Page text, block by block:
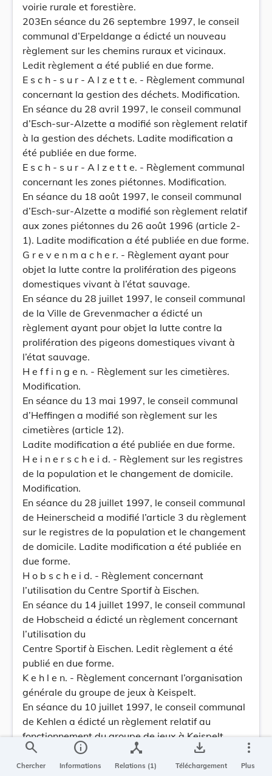
voirie rurale et forestière.
203En séance du 26 septembre 1997, le conseil
communal d’Erpeldange a édicté un nouveau
règlement sur les chemins ruraux et vicinaux.
Ledit règlement a été publié en due forme.
E s c h - s u r - A l z e t t e. - Règlement communal
concernant la gestion des déchets. Modification.
En séance du 28 avril 1997, le conseil communal
d’Esch-sur-Alzette a modifié son règlement relatif
à la gestion des déchets. Ladite modification a
été publiée en due forme.
E s c h - s u r - A l z e t t e. - Règlement communal
concernant les zones piétonnes. Modification.
En séance du 18 août 1997, le conseil communal
d’Esch-sur-Alzette a modifié son règlement relatif
aux zones piétonnes du 26 août 1996 (article 2-
1). Ladite modification a été publiée en due forme.
G r e v e n m a c h e r. - Règlement ayant pour
objet la lutte contre la prolifération des pigeons
domestiques vivant à l’état sauvage.
En séance du 28 juillet 1997, le conseil communal
de la Ville de Grevenmacher a édicté un
règlement ayant pour objet la lutte contre la
prolifération des pigeons domestiques vivant à
l’état sauvage.
H e f f i n g e n. - Règlement sur les cimetières.
Modification.
En séance du 13 mai 1997, le conseil communal
d’Heffingen a modifié son règlement sur les
cimetières (article 12).
Ladite modification a été publiée en due forme.
H e i n e r s c h e i d. - Règlement sur les registres
de la population et le changement de domicile.
Modification.
En séance du 28 juillet 1997, le conseil communal
de Heinerscheid a modifié l’article 3 du règlement
sur le registres de la population et le changement
de domicile. Ladite modification a été publiée en
due forme.
H o b s c h e i d. - Règlement concernant
l’utilisation du Centre Sportif à Eischen.
En séance du 14 juillet 1997, le conseil communal
de Hobscheid a édicté un règlement concernant
l’utilisation du
Centre Sportif à Eischen. Ledit règlement a été
publié en due forme.
K e h l e n. - Règlement concernant l’organisation
générale du groupe de jeux à Keispelt.
En séance du 10 juillet 1997, le conseil communal
de Kehlen a édicté un règlement relatif au
fonctionnement du groupe de jeux à Keispelt.
Ledit règlement a été publié en due forme.
L u x e m b o u r g. - Mesures réglementaires de
search
Chercher
info
Informations
device_hub
Relations (1)
save_alt
Téléchargement
more_vert
Plus